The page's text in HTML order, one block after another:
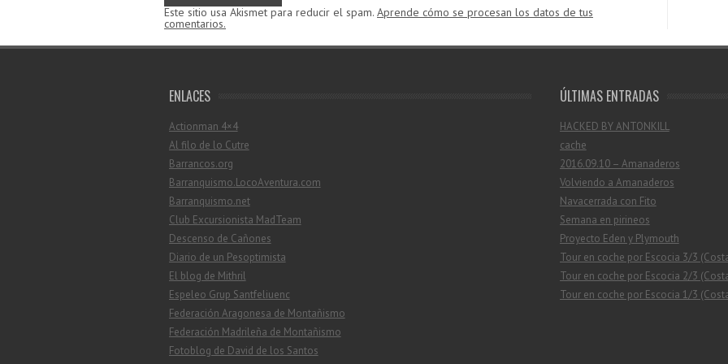
Este sitio usa Akismet para reducir el spam. Aprende cómo se procesan los datos de tus
comentarios.
ENLACES
Actionman 4×4
Al filo de lo Cutre
Barrancos.org
Barranquismo.LocoAventura.com
Barranquismo.net
Club Excursionista MadTeam
Descenso de Cañones
Diario de un Pesoptimista
El blog de Mithril
Espeleo Grup Santfeliuenc
Federación Aragonesa de Montañismo
Federación Madrileña de Montañismo
Fotoblog de David de los Santos
ÚLTIMAS ENTRADAS
HACKED BY ANTONKILL
cache
2016.09.10 – Amanaderos
Volviendo a Amanaderos
Navacerrada con Fito
Semana en pirineos
Proyecto Eden y Plymouth
Tour en coche por Escocia 3/3
Tour en coche por Escocia 2/3
Tour en coche por Escocia 1/3